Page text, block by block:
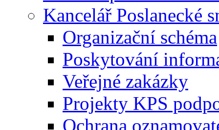
Kancelář Poslanecké
Organizační schéma
Poskytování
Veřejné zakázky
Projekty KPS
Ochrana